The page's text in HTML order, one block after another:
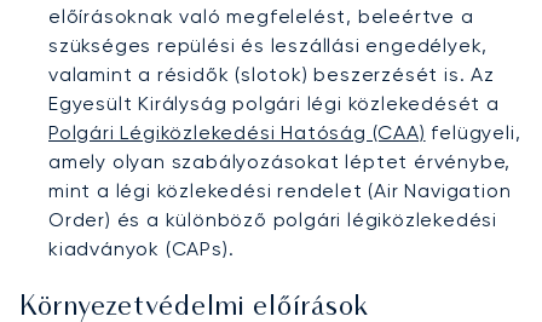
előírásoknak való megfelelést, beleértve a
szükséges repülési és leszállási engedélyek,
valamint a résidők (slotok) beszerzését is. Az
Egyesült Királyság polgári légi közlekedését a
Polgári Légiközlekedési Hatóság (CAA) felügyeli,
amely olyan szabályozásokat léptet érvénybe,
mint a légi közlekedési rendelet (Air Navigation
Order) és a különböző polgári légiközlekedési
kiadványok (CAPs).
Környezetvédelmi előírások